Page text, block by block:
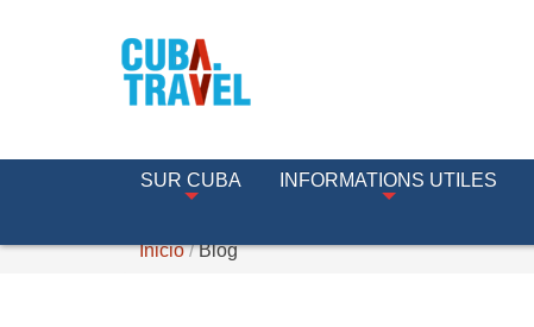
SUR CUBA INFORMATIONS UTILES
Inicio
Blog